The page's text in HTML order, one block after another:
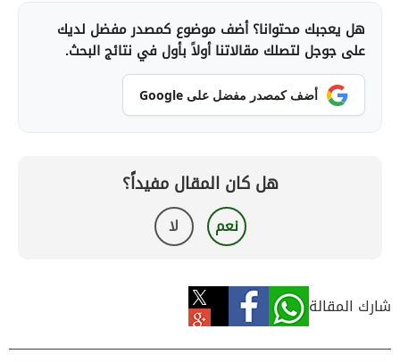
هل يعجبك محتوانا؟ أضف موضوع كمصدر مفضل لديك
على جوجل لتصلك مقالاتنا أولاً بأول في نتائج البحث.
أضف كمصدر مفضل على Google
هل كان المقال مفيداً؟
نعم لا
شارك المقالة